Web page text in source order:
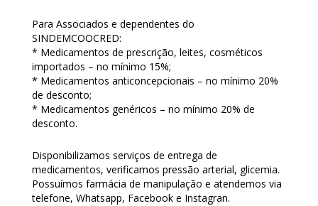
Para Associados e dependentes do
SINDEMCOOCRED:
* Medicamentos de prescrição, leites, cosméticos
importados – no mínimo 15%;
* Medicamentos anticoncepcionais – no mínimo 20%
de desconto;
* Medicamentos genéricos – no mínimo 20% de
desconto.
Disponibilizamos serviços de entrega de
medicamentos, verificamos pressão arterial, glicemia.
Possuímos farmácia de manipulação e atendemos via
telefone, Whatsapp, Facebook e Instagran.